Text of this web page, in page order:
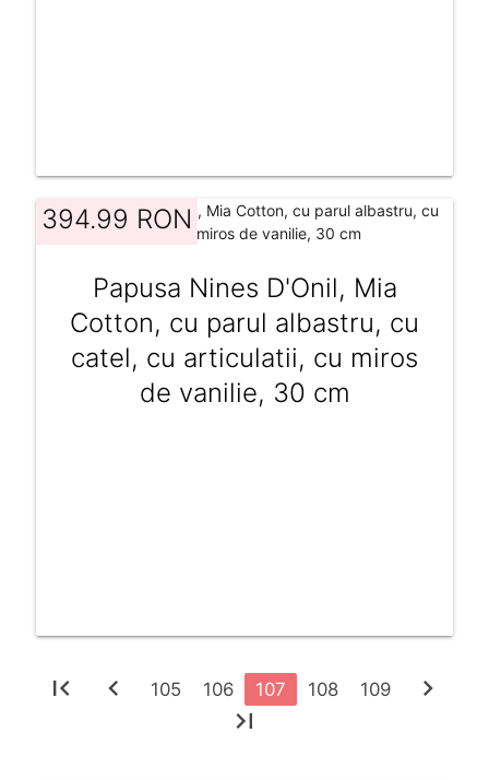
394.99 RON
Papusa Nines D'Onil, Mia
Cotton, cu parul albastru, cu
catel, cu articulatii, cu miros
de vanilie, 30 cm
first_page chevron_left 105 106 107 108 109
chevron_right
last_page